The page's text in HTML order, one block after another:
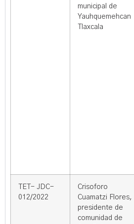
municipal de
Yauhquemehcan
Tlaxcala
TET- JDC-
012/2022
Crisoforo
Cuamatzi Flores,
presidente de
comunidad de